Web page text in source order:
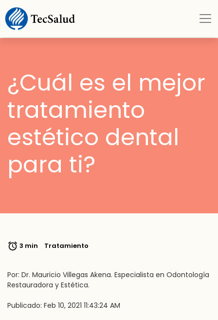
¿Cuál es el mejor
tratamiento
estético dental
para ti?
3 min Tratamiento
Por: Dr. Mauricio Villegas Akena. Especialista en Odontología
Restauradora y Estética.
Publicado: Feb 10, 2021 11:43:24 AM